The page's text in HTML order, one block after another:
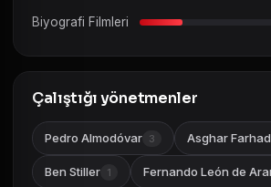
Biyografi Filmleri
Çalıştığı yönetmenler
Pedro Almodóvar 3 Asghar
Ben Stiller 1 Fernando León de